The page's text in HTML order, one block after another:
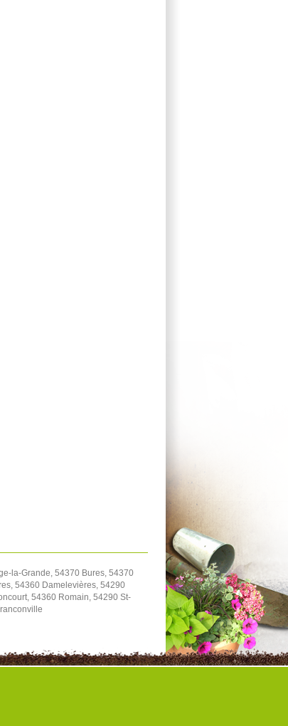
la-Grande, 54370 Bures, 54370
54360 Damelevières, 54290
54360 Romain, 54290 St-